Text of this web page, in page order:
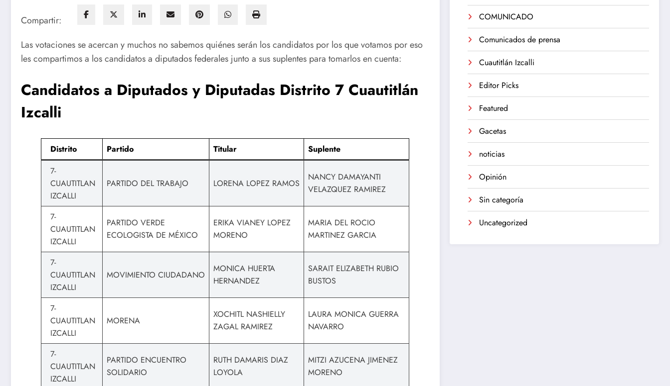
Compartir:
Las votaciones se acercan y muchos no sabemos quiénes serán los candidatos por los que votamos por eso
les compartimos a los candidatos a diputados federales junto a sus suplentes para tomarlos en cuenta:
Candidatos a Diputados y Diputadas Distrito 7 Cuautitlán
Izcalli
Distrito Partido Titular
Suplente
7-
CUAUTITLAN
IZCALLI
PARTIDO DEL TRABAJO LORENA LOPEZ RAMOS
NANCY DAMAYANTI
VELAZQUEZ RAMIREZ
7-
CUAUTITLAN
IZCALLI
PARTIDO VERDE
ECOLOGISTA DE MÉXICO
ERIKA VIANEY LOPEZ
MORENO
MARIA DEL ROCIO
MARTINEZ GARCIA
7-
CUAUTITLAN
IZCALLI
MOVIMIENTO CIUDADANO
MONICA HUERTA
HERNANDEZ
SARAIT ELIZABETH RUBIO
BUSTOS
7-
CUAUTITLAN
IZCALLI
MORENA
XOCHITL NASHIELLY
ZAGAL RAMIREZ
LAURA MONICA GUERRA
NAVARRO
7-
CUAUTITLAN
IZCALLI
PARTIDO ENCUENTRO
SOLIDARIO
RUTH DAMARIS DIAZ
LOYOLA
MITZI AZUCENA JIMENEZ
MORENO
COMUNICADO
Comunicados de prensa
Cuautitlán Izcalli
Editor Picks
Featured
Gacetas
noticias
Opinión
Sin categoría
Uncategorized